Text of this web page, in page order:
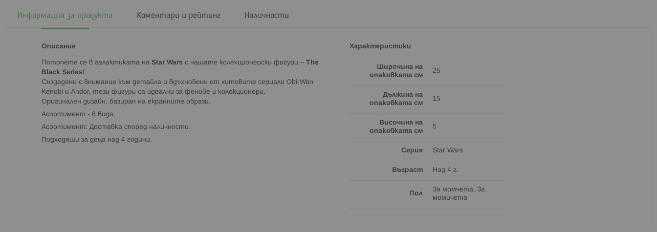
Информация за продукта
Описание
Потопете се в галактиката на Star Wars с нашатe колекционерски фигури – The
Black Series!
Създадени с внимание към детайла и вдъхновени от хитовите сериали Obi-Wan
Kenobi и Andor, тези фигури са идеални за фенове и колекционери.
Оригинален дизайн, базиран на екранните образи.
Асортимент - 6 вида.
Асортимент: Доставка според наличности.
Подходящи за деца над 4 години.
Характеристики
Широчина на
опаковката см
25
Дължина на
опаковката см
15
Височина на
опаковката см
5
Серия Star Wars
Възраст Над 4 г.
Пол
За момчета, За
момичета
Коментари и рейтинг Наличности